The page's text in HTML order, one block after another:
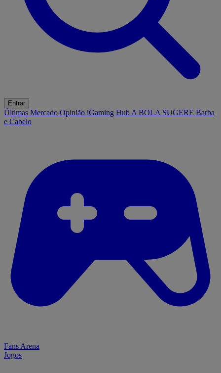
Entrar
Últimas Mercado Opinião iGaming Hub A BOLA SUGERE Barba
e Cabelo
Fans Arena
Jogos